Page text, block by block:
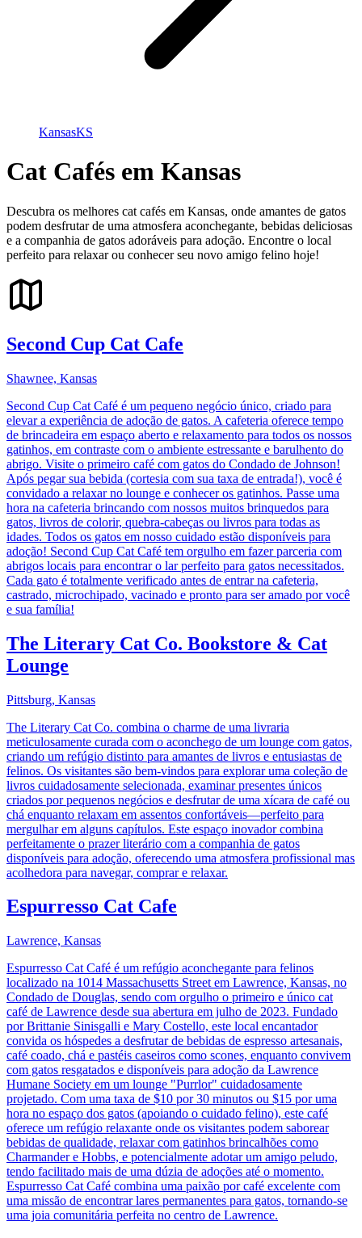
KansasKS
Cat Cafés em Kansas
Descubra os melhores cat cafés em Kansas, onde amantes de gatos
podem desfrutar de uma atmosfera aconchegante, bebidas deliciosas
e a companhia de gatos adoráveis para adoção. Encontre o local
perfeito para relaxar ou conhecer seu novo amigo felino hoje!
Second Cup Cat Cafe
Shawnee, Kansas
Second Cup Cat Café é um pequeno negócio único, criado para
elevar a experiência de adoção de gatos. A cafeteria oferece tempo
de brincadeira em espaço aberto e relaxamento para todos os nossos
gatinhos, em contraste com o ambiente estressante e barulhento do
abrigo. Visite o primeiro café com gatos do Condado de Johnson!
Após pegar sua bebida (cortesia com sua taxa de entrada!), você é
convidado a relaxar no lounge e conhecer os gatinhos. Passe uma
hora na cafeteria brincando com nossos muitos brinquedos para
gatos, livros de colorir, quebra-cabeças ou livros para todas as
idades. Todos os gatos em nosso cuidado estão disponíveis para
adoção! Second Cup Cat Café tem orgulho em fazer parceria com
abrigos locais para encontrar o lar perfeito para gatos necessitados.
Cada gato é totalmente verificado antes de entrar na cafeteria,
castrado, microchipado, vacinado e pronto para ser amado por você
e sua família!
The Literary Cat Co. Bookstore & Cat
Lounge
Pittsburg, Kansas
The Literary Cat Co. combina o charme de uma livraria
meticulosamente curada com o aconchego de um lounge com gatos,
criando um refúgio distinto para amantes de livros e entusiastas de
felinos. Os visitantes são bem-vindos para explorar uma coleção de
livros cuidadosamente selecionada, examinar presentes únicos
criados por pequenos negócios e desfrutar de uma xícara de café ou
chá enquanto relaxam em assentos confortáveis—perfeito para
mergulhar em alguns capítulos. Este espaço inovador combina
perfeitamente o prazer literário com a companhia de gatos
disponíveis para adoção, oferecendo uma atmosfera profissional mas
acolhedora para navegar, comprar e relaxar.
Espurresso Cat Cafe
Lawrence, Kansas
Espurresso Cat Café é um refúgio aconchegante para felinos
localizado na 1014 Massachusetts Street em Lawrence, Kansas, no
Condado de Douglas, sendo com orgulho o primeiro e único cat
café de Lawrence desde sua abertura em julho de 2023. Fundado
por Brittanie Sinisgalli e Mary Costello, este local encantador
convida os hóspedes a desfrutar de bebidas de espresso artesanais,
café coado, chá e pastéis caseiros como scones, enquanto convivem
com gatos resgatados e disponíveis para adoção da Lawrence
Humane Society em um lounge "Purrlor" cuidadosamente
projetado. Com uma taxa de $10 por 30 minutos ou $15 por uma
hora no espaço dos gatos (apoiando o cuidado felino), este café
oferece um refúgio relaxante onde os visitantes podem saborear
bebidas de qualidade, relaxar com gatinhos brincalhões como
Charmander e Hobbs, e potencialmente adotar um amigo peludo,
tendo facilitado mais de uma dúzia de adoções até o momento.
Espurresso Cat Café combina uma paixão por café excelente com
uma missão de encontrar lares permanentes para gatos, tornando-se
uma joia comunitária perfeita no centro de Lawrence.